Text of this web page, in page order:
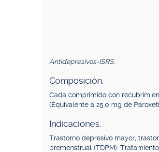
Antidepresivos-ISRS.
Composición.
Cada comprimido con
(Equivalente a 25,0 mg de
Indicaciones.
Trastorno depresivo mayor,
premenstrual (TDPM).